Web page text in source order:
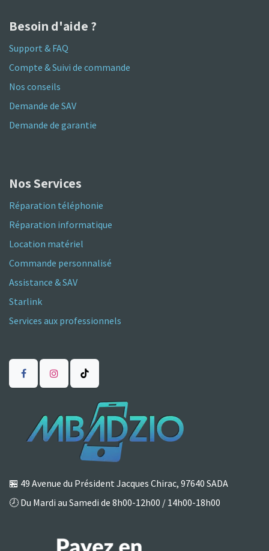
Besoin d'aide ?
Support & FAQ
Compte & Suivi de commande
Nos conseils
Demande de SAV
Demande de garantie
Nos Services
Réparation téléphonie
Réparation informatique
Location matériel
Commande personnalisé
Assistance & SAV
Starlink
Services aux professionnels
🏪 49 Avenue du Président Jacques Chirac, 97640 SADA
🕗 Du Mardi au Samedi de 8h00-12h00 / 14h00-18h00